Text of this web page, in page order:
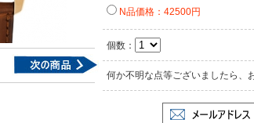
N品価格：42500円
個数：
何か不明な点等ございましたら、